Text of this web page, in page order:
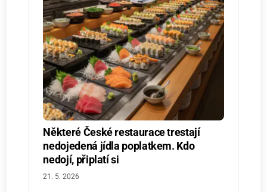
Některé České restaurace trestají
nedojedená jídla poplatkem. Kdo
nedojí, připlatí si
21. 5. 2026